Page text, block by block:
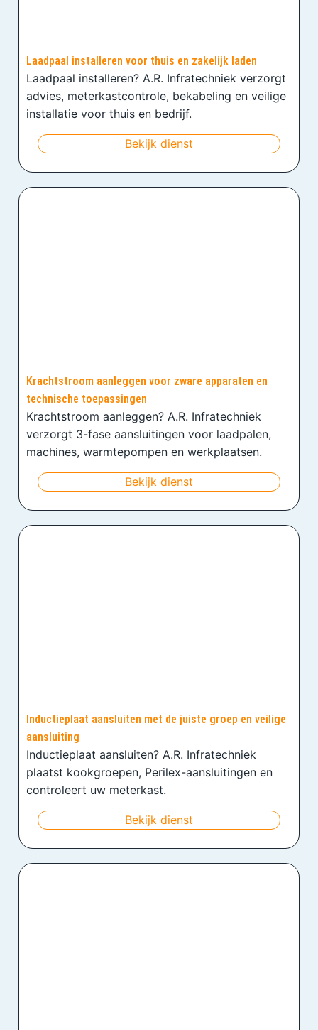
Laadpaal installeren voor thuis en zakelijk laden
Laadpaal installeren? A.R. Infratechniek verzorgt
advies, meterkastcontrole, bekabeling en veilige
installatie voor thuis en bedrijf.
Bekijk dienst
Krachtstroom aanleggen voor zware apparaten en
technische toepassingen
Krachtstroom aanleggen? A.R. Infratechniek
verzorgt 3-fase aansluitingen voor laadpalen,
machines, warmtepompen en werkplaatsen.
Bekijk dienst
Inductieplaat aansluiten met de juiste groep en veilige
aansluiting
Inductieplaat aansluiten? A.R. Infratechniek
plaatst kookgroepen, Perilex-aansluitingen en
controleert uw meterkast.
Bekijk dienst